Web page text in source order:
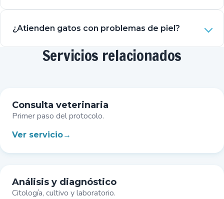
¿Atienden gatos con problemas de piel?
Servicios relacionados
Consulta veterinaria
Primer paso del protocolo.
Ver servicio
Análisis y diagnóstico
Citología, cultivo y laboratorio.